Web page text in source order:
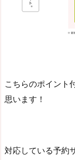
こちらのポイント
思います！
対応している予約